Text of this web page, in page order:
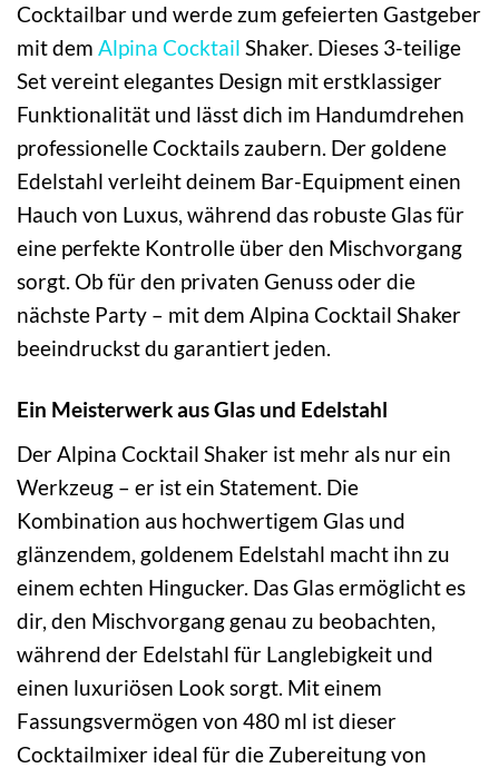
Cocktailbar und werde zum gefeierten Gastgeber
mit dem Alpina Cocktail Shaker. Dieses 3-teilige
Set vereint elegantes Design mit erstklassiger
Funktionalität und lässt dich im Handumdrehen
professionelle Cocktails zaubern. Der goldene
Edelstahl verleiht deinem Bar-Equipment einen
Hauch von Luxus, während das robuste Glas für
eine perfekte Kontrolle über den Mischvorgang
sorgt. Ob für den privaten Genuss oder die
nächste Party – mit dem Alpina Cocktail Shaker
beeindruckst du garantiert jeden.
Ein Meisterwerk aus Glas und Edelstahl
Der Alpina Cocktail Shaker ist mehr als nur ein
Werkzeug – er ist ein Statement. Die
Kombination aus hochwertigem Glas und
glänzendem, goldenem Edelstahl macht ihn zu
einem echten Hingucker. Das Glas ermöglicht es
dir, den Mischvorgang genau zu beobachten,
während der Edelstahl für Langlebigkeit und
einen luxuriösen Look sorgt. Mit einem
Fassungsvermögen von 480 ml ist dieser
Cocktailmixer ideal für die Zubereitung von